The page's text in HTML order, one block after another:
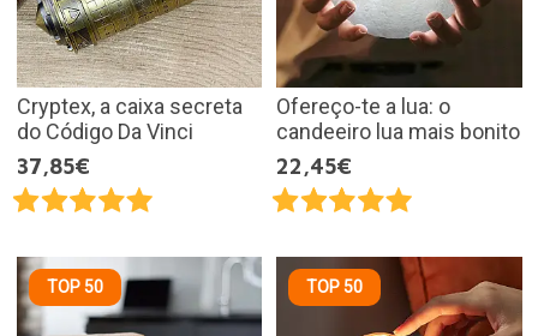
Cryptex, a caixa secreta
do Código Da Vinci
37,85€
Ofereço-te a lua: o
candeeiro lua mais bonito
22,45€
TOP 50 TOP 50